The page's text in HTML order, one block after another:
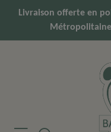
Livraison offerte en